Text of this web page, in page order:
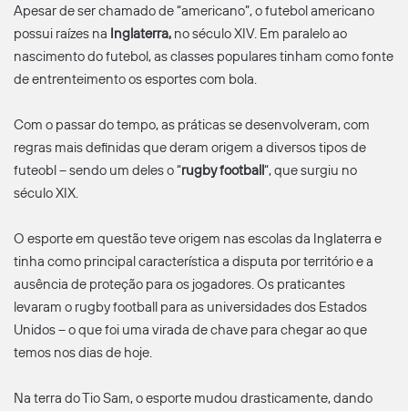
Apesar de ser chamado de “americano”, o futebol americano
possui raízes na Inglaterra, no século XIV. Em paralelo ao
nascimento do futebol, as classes populares tinham como fonte
de entrenteimento os esportes com bola.
Com o passar do tempo, as práticas se desenvolveram, com
regras mais definidas que deram origem a diversos tipos de
futeobl – sendo um deles o “rugby football“, que surgiu no
século XIX.
O esporte em questão teve origem nas escolas da Inglaterra e
tinha como principal característica a disputa por território e a
ausência de proteção para os jogadores. Os praticantes
levaram o rugby football para as universidades dos Estados
Unidos – o que foi uma virada de chave para chegar ao que
temos nos dias de hoje.
Na terra do Tio Sam, o esporte mudou drasticamente, dando